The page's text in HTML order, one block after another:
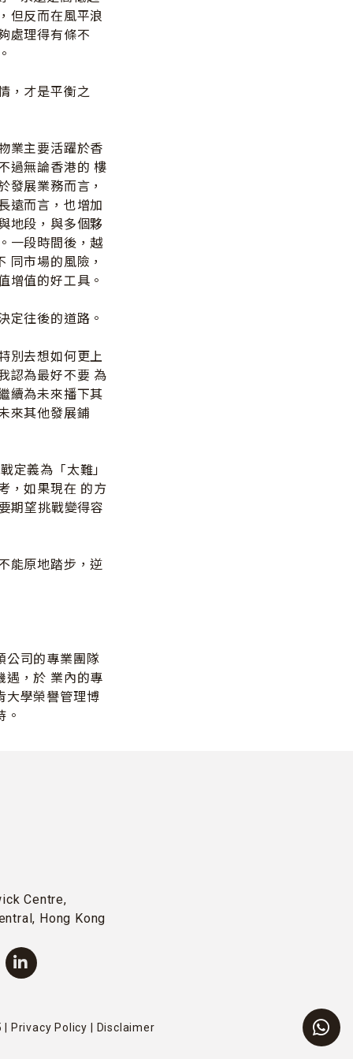
但反而在風平浪
處理得有條不
，才是平衡之
業主要活躍於香
過無論香港的 樓
發展業務而言，
遠而言，也增加
地段，與多個夥
一段時間後，越
同市場的風險，
增值的好工具。
定往後的道路。
別去想如何更上
認為最好不要 為
續為未來播下其
來其他發展鋪
定義為「太難」
，如果現在 的方
期望挑戰變得容
能原地踏步，逆
公司的專業團隊
遇，於 業內的專
大學榮譽管理博
。
Centre,
Hong Kong
Privacy Policy Disclaimer